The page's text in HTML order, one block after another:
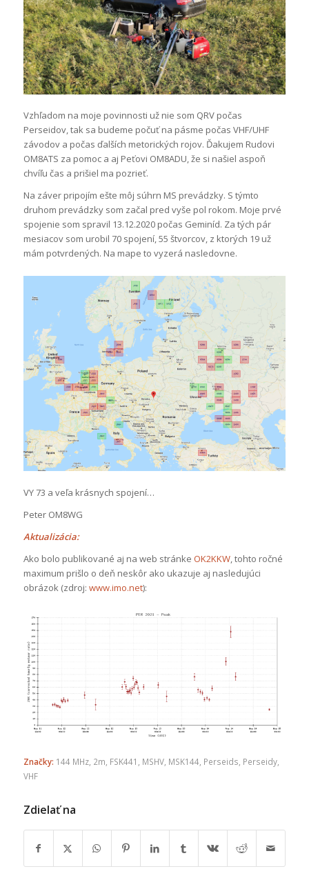
Vzhľadom na moje povinnosti už nie som QRV počas
Perseidov, tak sa budeme počuť na pásme počas VHF/UHF
závodov a počas ďalších metorických rojov. Ďakujem Rudovi
OM8ATS za pomoc a aj Peťovi OM8ADU, že si našiel aspoň
chvíľu čas a prišiel ma pozrieť.
Na záver pripojím ešte môj súhrn MS prevádzky. S týmto
druhom prevádzky som začal pred vyše pol rokom. Moje prvé
spojenie som spravil 13.12.2020 počas Geminíd. Za tých pár
mesiacov som urobil 70 spojení, 55 štvorcov, z ktorých 19 už
mám potvrdených. Na mape to vyzerá nasledovne.
VY 73 a veľa krásnych spojení…
Peter OM8WG
Aktualizácia:
Ako bolo publikované aj na web stránke OK2KKW, tohto ročné
maximum prišlo o deň neskôr ako ukazuje aj nasledujúci
obrázok (zdroj: www.imo.net):
Značky: 144 MHz, 2m FSK441 MSHV, MSK144, Perseids Perseidy,
VHF
Zdielať na